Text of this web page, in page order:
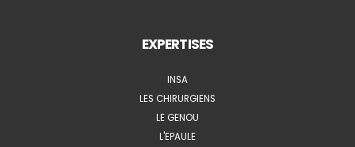
EXPERTISES
INSA
LES CHIRURGIENS
LE GENOU
L'EPAULE